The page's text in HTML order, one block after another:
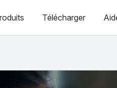
Télécharger